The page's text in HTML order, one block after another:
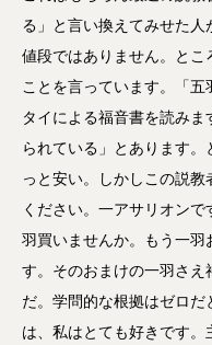
る」と言い換えてみせた
値段ではありません。とこ
ことを言っています。「
タイによる福音書を読み
られている」とあります
っと安い。しかしこの説
ください。一アサリオン
羽買いませんか。もう一
す。そのおまけの一羽さえ
だ。学問的な根拠はゼロ
は、私はとても好きです